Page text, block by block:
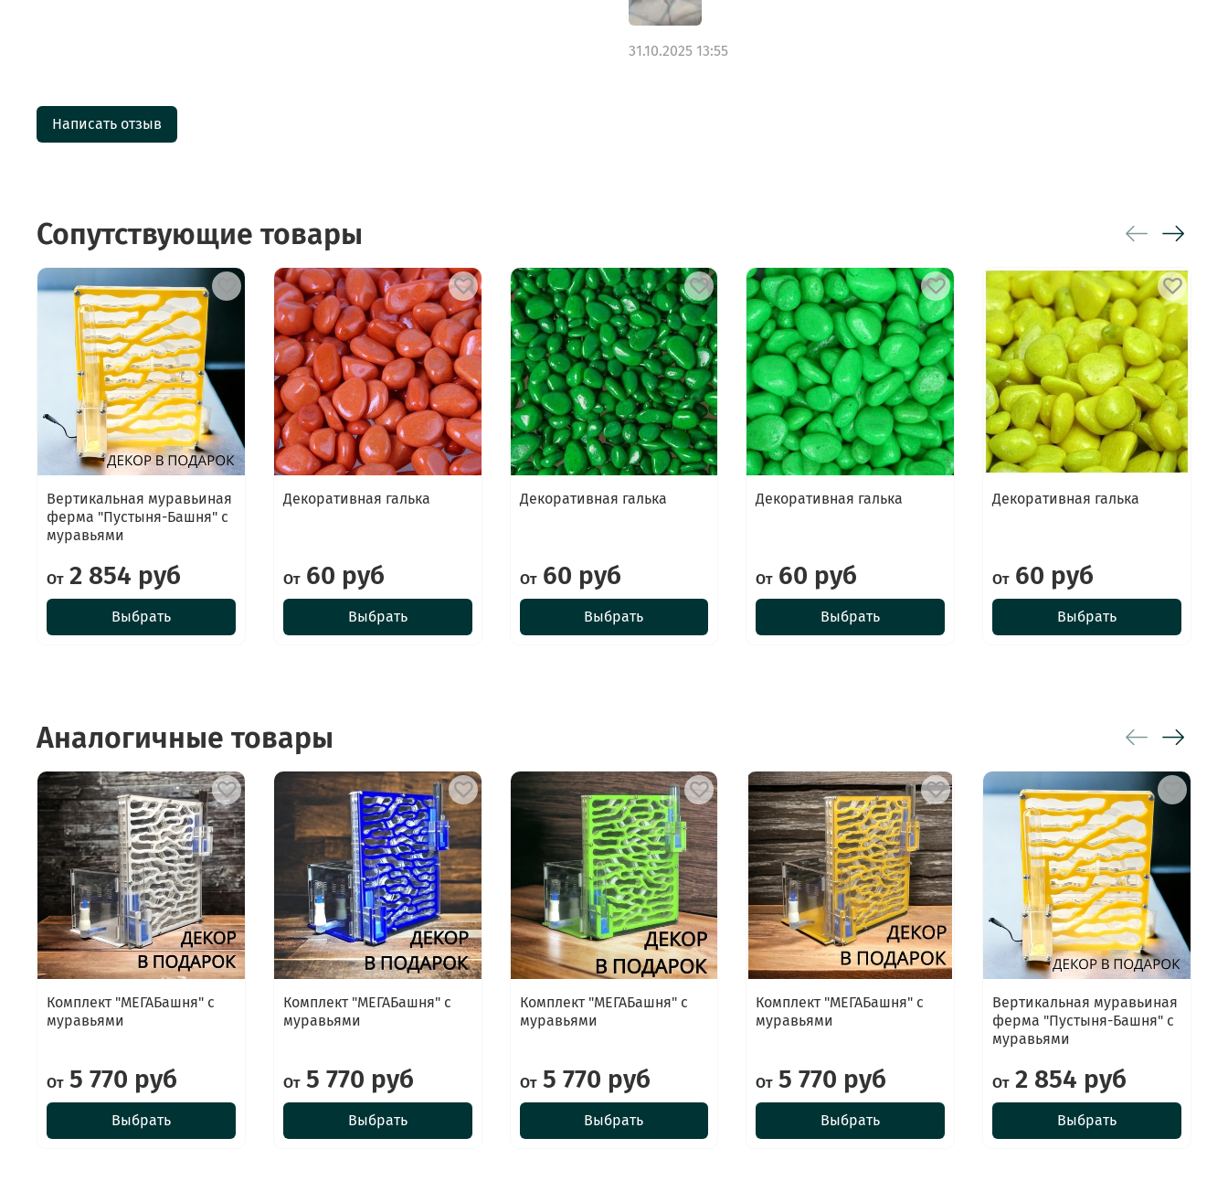
31.10.2025 13:55
Написать отзыв
Сопутствующие товары
Вертикальная муравьиная
ферма "Пустыня-Башня" с
муравьями
От2 854 руб
Выбрать
Декоративная галька
От60 руб
Выбрать
Декоративная галька
От60 руб
Выбрать
Декоративная галька
От60 руб
Выбрать
Декоративная галька
От60 руб
Выбрать
Аналогичные товары
Комплект "МЕГАБашня" с
муравьями
От5 770 руб
Выбрать
Комплект "МЕГАБашня" с
муравьями
От5 770 руб
Выбрать
Комплект "МЕГАБашня" с
муравьями
От5 770 руб
Выбрать
Комплект "МЕГАБашня" с
муравьями
От5 770 руб
Выбрать
Вертикальная муравьиная
ферма "Пустыня-Башня" с
муравьями
От2 854 руб
Выбрать